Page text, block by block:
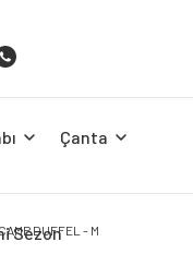
Çanta
Sezon